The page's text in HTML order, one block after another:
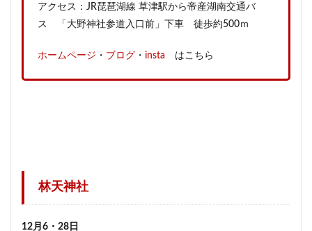
アクセス：JR琵琶湖線 草津駅から帝産湖南交通バ
ス 「大野神社参道入口前」下車 徒歩約500ｍ
ホームページ ・ ブログ ・ insta はこちら
林天神社
12月6・28日